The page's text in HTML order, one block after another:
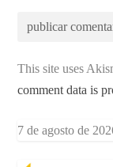
This site uses
comment data is
7 de agosto de